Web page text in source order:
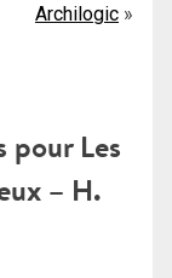
Archilogic
pour Les
– H.